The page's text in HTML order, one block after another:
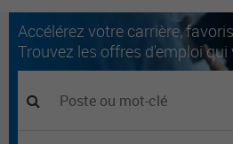
Accélérez votre carrière,
Trouvez les offres d'emploi qui